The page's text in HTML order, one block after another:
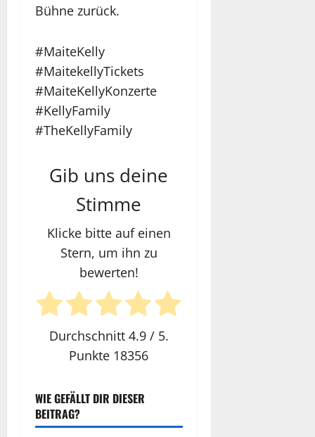
Bühne zurück.
#MaiteKelly
#MaitekellyTickets
#MaiteKellyKonzerte
#KellyFamily
#TheKellyFamily
Gib uns deine
Stimme
Klicke bitte auf einen
Stern, um ihn zu
bewerten!
Durchschnitt 4.9/ 5.
Punkte 18356
WIE GEFÄLLT DIR DIESER
BEITRAG?